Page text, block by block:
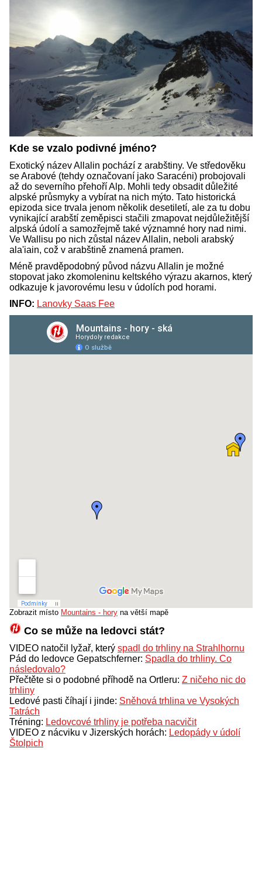
Kde se vzalo podivné jméno?
Exotický název Allalin pochází z arabštiny. Ve středověku
se Arabové (tehdy označovaní jako Saracéni) probojovali
až do severního přehoří Alp. Mohli tedy obsadit důležité
alpské průsmyky a vybírat na nich mýto. Tato historická
epizoda sice trvala jenom několik desetiletí, ale za tu dobu
vynikající arabští zeměpisci stačili zmapovat nejdůležitější
alpská údolí a samozřejmě také významné hory nad nimi.
Ve Wallisu po nich zůstal název Allalin, neboli arabský
ala'iain, což v arabštině znamená pramen.
Méně pravděpodobný původ názvu Allalin je možné
stopovat jako zkomoleninu keltského výrazu akarnos, který
odkazuje k javorovému lesu v údolích pod horami.
INFO: Lanovky Saas Fee
Zobrazit místo Mountains - hory na větší mapě
Co se může na ledovci stát?
VIDEO natočil lyžař, který spadl do trhliny na Strahlhornu
Pád do ledovce Gepatschferner: Spadla do trhliny. Co
následovalo?
Přečtěte si o podobné příhodě na Ortleru: Z ničeho nic do
trhliny
Ledové pasti číhají i jinde: Sněhová trhlina ve Vysokých
Tatrách
Tréning: Ledovcové trhliny je potřeba nacvičit
VIDEO z nácviku v Jizerských horách: Ledopády v údolí
Štolpich